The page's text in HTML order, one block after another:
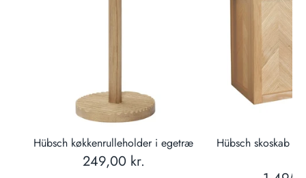
Hübsch køkkenrulleholder i egetræ
249,00 kr.
Hübsch skoskab i